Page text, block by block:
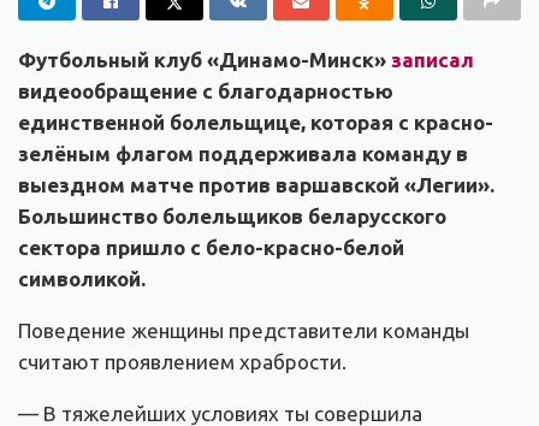
Футбольный клуб «Динамо-Минск» записал
видеообращение с благодарностью
единственной болельщице, которая с красно-
зелёным флагом поддерживала команду в
выездном матче против варшавской «Легии».
Большинство болельщиков беларусского
сектора пришло с бело-красно-белой
символикой.
Поведение женщины представители команды
считают проявлением храбрости.
— В тяжелейших условиях ты совершила